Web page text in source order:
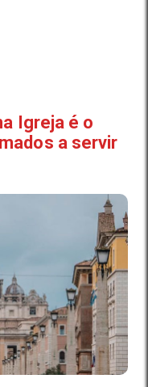
Igreja é o
a servir